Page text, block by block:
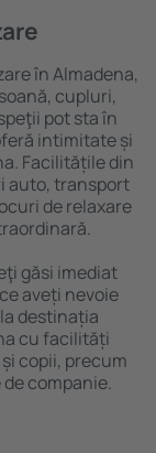
în Almadena,
cupluri,
pot sta în
intimitate și
Facilitățile din
auto, transport
de relaxare
găsi imediat
aveți nevoie
destinația
cu facilități
copii, precum
companie.